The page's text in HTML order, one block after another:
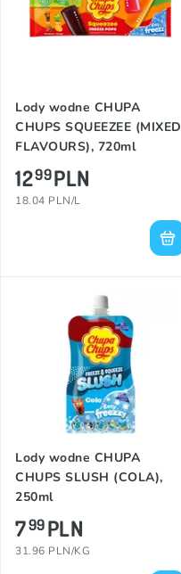
Lody wodne CHUPA
CHUPS SQUEEZEE (MIXED
FLAVOURS), 720ml
1299PLN
18.04 PLN/L
Lody wodne CHUPA
CHUPS SLUSH (COLA),
250ml
799PLN
31.96 PLN/KG